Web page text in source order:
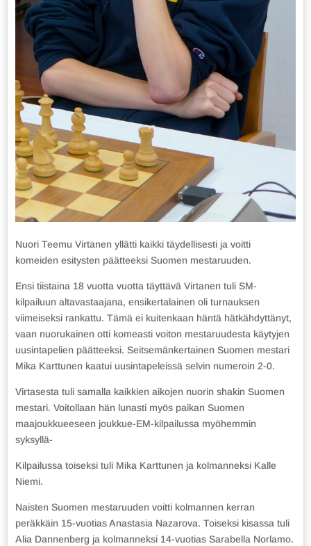
Nuori Teemu Virtanen yllätti kaikki täydellisesti ja voitti
komeiden esitysten päätteeksi Suomen mestaruuden.
Ensi tiistaina 18 vuotta vuotta täyttävä Virtanen tuli SM-
kilpailuun altavastaajana, ensikertalainen oli turnauksen
viimeiseksi rankattu. Tämä ei kuitenkaan häntä hätkähdyttänyt,
vaan nuorukainen otti komeasti voiton mestaruudesta käytyjen
uusintapelien päätteeksi. Seitsemänkertainen Suomen mestari
Mika Karttunen kaatui uusintapeleissä selvin numeroin 2-0.
Virtasesta tuli samalla kaikkien aikojen nuorin shakin Suomen
mestari. Voitollaan hän lunasti myös paikan Suomen
maajoukkueeseen joukkue-EM-kilpailussa myöhemmin
syksyllä-
Kilpailussa toiseksi tuli Mika Karttunen ja kolmanneksi Kalle
Niemi.
Naisten Suomen mestaruuden voitti kolmannen kerran
peräkkäin 15-vuotias Anastasia Nazarova. Toiseksi kisassa tuli
Alia Dannenberg ja kolmanneksi 14-vuotias Sarabella Norlamo.